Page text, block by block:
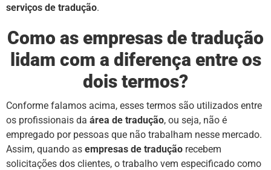
serviços de tradução.
Como as empresas de tradução
lidam com a diferença entre os
dois termos?
Conforme falamos acima, esses termos são utilizados entre
os profissionais da área de tradução, ou seja, não é
empregado por pessoas que não trabalham nesse mercado.
Assim, quando as empresas de tradução recebem
solicitações dos clientes, o trabalho vem especificado como